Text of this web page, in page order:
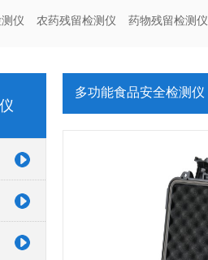
仪 农药残留检测仪 药物残留检测仪
多功能食品安全检测仪